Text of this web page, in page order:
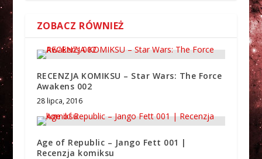
ZOBACZ RÓWNIEŻ
RECENZJA KOMIKSU – Star Wars: The Force
Awakens 002
28 lipca, 2016
Age of Republic – Jango Fett 001 |
Recenzja komiksu